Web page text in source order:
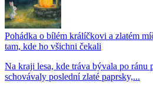
Pohádka o bílém králíčkovi a zlatém
tam, kde ho všichni čekali
Na kraji lesa, kde tráva bývala po ránu
schovávaly poslední zlaté paprsky,...